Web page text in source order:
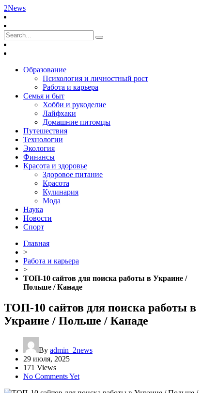
2News
Образование
Психология и личностный рост
Работа и карьера
Семья и быт
Хобби и рукоделие
Лайфхаки
Домашние питомцы
Путешествия
Технологии
Экология
Финансы
Красота и здоровье
Здоровое питание
Красота
Кулинария
Мода
Наука
Новости
Спорт
Главная
>
Работа и карьера
>
ТОП-10 сайтов для поиска работы в Украине /
Польше / Канаде
ТОП-10 сайтов для поиска работы в
Украине / Польше / Канаде
By admin_2news
29 июля, 2025
171 Views
No Comments Yet